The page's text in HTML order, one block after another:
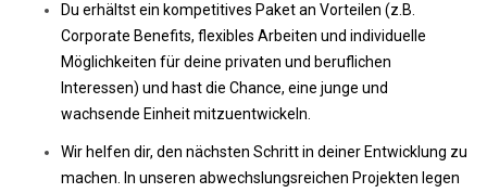
Du erhältst ein kompetitives Paket an Vorteilen (z.B.
Corporate Benefits, flexibles Arbeiten und individuelle
Möglichkeiten für deine privaten und beruflichen
Interessen) und hast die Chance, eine junge und
wachsende Einheit mitzuentwickeln.
Wir helfen dir, den nächsten Schritt in deiner Entwicklung zu
machen. In unseren abwechslungsreichen Projekten legen